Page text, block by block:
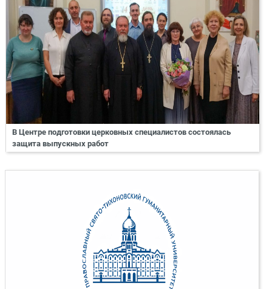
В Центре подготовки церковных специалистов состоялась
защита выпускных работ